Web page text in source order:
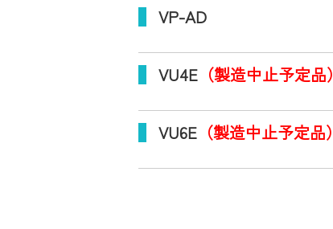
VP-AD
VU4E （製造中止予定品）
VU6E （製造中止予定品）